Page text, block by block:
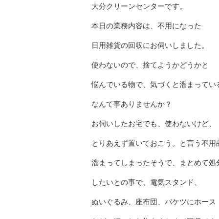
大分クリーンセンターです。
本日の業務内容は、不用になった
日用雑貨の回収にお伺いしました。
使わないので、捨てようかどうかと
悩んでいる物で、気づくと溜まってい
なんて事ありませんか？
お伺いしたお宅でも、使わないけど、
とりあえず置いておこう。と言う不用
溜まってしまったそうで、まとめて処
したいとの事で、電気スタンド、
ぬいぐるみ、座布団、バケツにホース